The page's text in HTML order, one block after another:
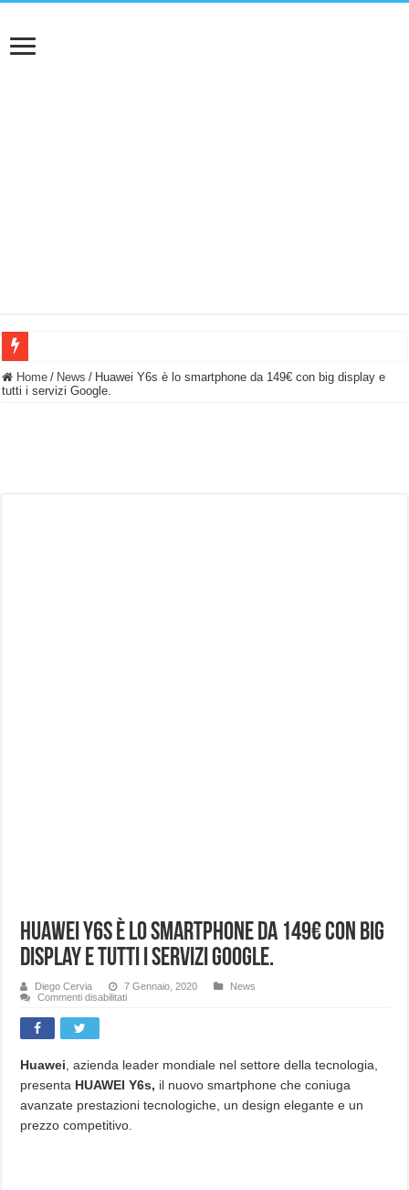
BASTA FATICARE! Questo robot tagliaerba lo appoggi e fa tutto lui! (Senza
Home / News / Huawei Y6s è lo smartphone da 149€ con big display e
tutti i servizi Google.
Huawei Y6s è lo smartphone da 149€ con big
display e tutti i servizi Google.
Diego Cervia 7 Gennaio, 2020
News
Commenti disabilitatisu
da
149€
con
display
tutti
Huawei , azienda leader mondiale nel settore della tecnologia,
presenta HUAWEI Y6s, il nuovo smartphone che coniuga
avanzate prestazioni tecnologiche, un design elegante e un
prezzo competitivo.